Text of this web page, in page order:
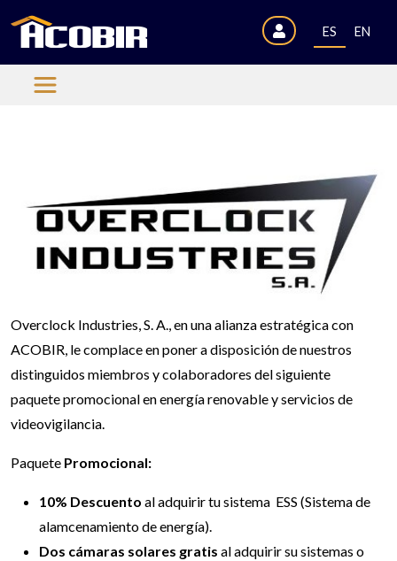
ES EN
Overclock Industries, S. A., en una alianza estratégica con
ACOBIR, le complace en poner a disposición de nuestros
distinguidos miembros y colaboradores del siguiente
paquete promocional en energía renovable y servicios de
videovigilancia.
Paquete Promocional:
10% Descuento al adquirir tu sistema ESS (Sistema de
alamcenamiento de energía).
Dos cámaras solares gratis al adquirir su sistemas o